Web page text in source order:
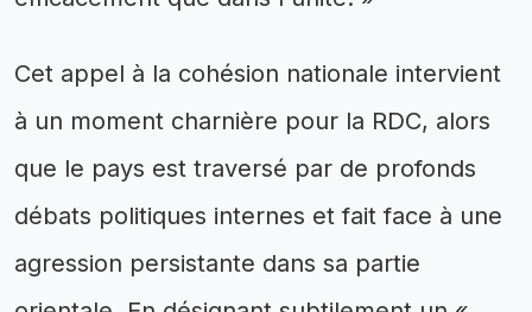
Cet appel à la cohésion nationale intervient
à un moment charnière pour la RDC, alors
que le pays est traversé par de profonds
débats politiques internes et fait face à une
agression persistante dans sa partie